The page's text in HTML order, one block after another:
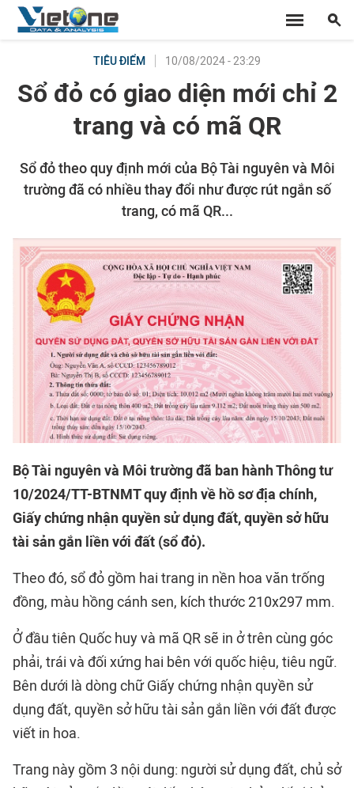
TIÊU ĐIỂM 10/08/2024 - 23:29
Sổ đỏ có giao diện mới chỉ 2
trang và có mã QR
Sổ đỏ theo quy định mới của Bộ Tài nguyên và Môi
trường đã có nhiều thay đổi như được rút ngắn số
trang, có mã QR...
Bộ Tài nguyên và Môi trường đã ban hành Thông tư
10/2024/TT-BTNMT quy định về hồ sơ địa chính,
Giấy chứng nhận quyền sử dụng đất, quyền sở hữu
tài sản gắn liền với đất (sổ đỏ).
Theo đó, sổ đỏ gồm hai trang in nền hoa văn trống
đồng, màu hồng cánh sen, kích thước 210x297 mm.
Ở đầu tiên Quốc huy và mã QR sẽ in ở trên cùng góc
phải, trái và đối xứng hai bên với quốc hiệu, tiêu ngữ.
Bên dưới là dòng chữ Giấy chứng nhận quyền sử
dụng đất, quyền sở hữu tài sản gắn liền với đất được
viết in hoa.
Trang này gồm 3 nội dung: người sử dụng đất, chủ sở